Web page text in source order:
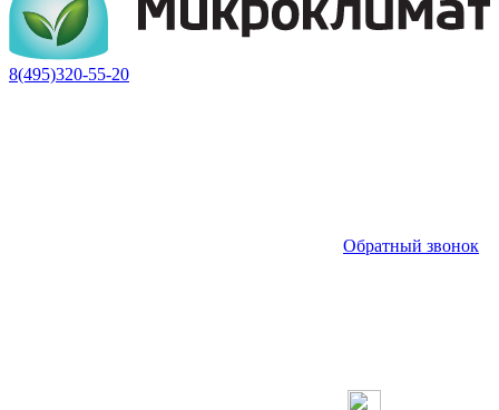
8(495)320-55-20
Обратный звонок